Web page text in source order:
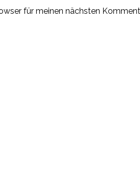
für meinen nächsten